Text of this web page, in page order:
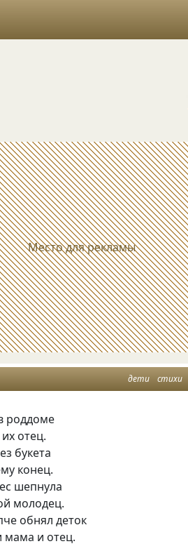
Место для рекламы
дети стихи
роддоме
отец.
букета
конец.
шепнула
молодец.
обнял деток
мама и отец.